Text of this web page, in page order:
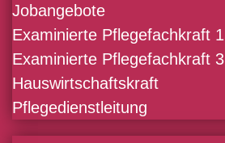
Jobangebote
Examinierte Pflegefachkraft 1
Examinierte Pflegefachkraft 3
Hauswirtschaftskraft
Pflegedienstleitung